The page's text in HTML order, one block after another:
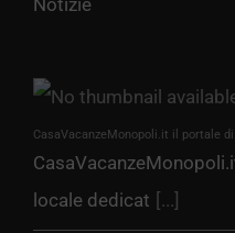
CasaVacanzeMonopoli.it il portale
locale dedicat [...]